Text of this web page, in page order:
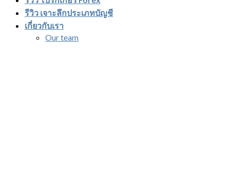
รีวิว เจาะลึกประเภทบัญชี
เกี่ยวกับเรา
Our team